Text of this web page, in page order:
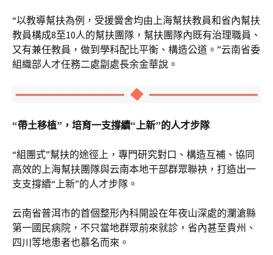
“以教導幫扶為例，受援黌舍均由上海幫扶教員和省內幫扶
教員構成8至10人的幫扶團隊，幫扶團隊內既有治理職員、
又有兼任教員，做到學科配比平衡、構造公道。”云南省委
組織部人才任務二處副處長余金華說。
“帶土移植”，培育一支撐續“上新”的人才步隊
“組團式”幫扶的途徑上，專門研究對口、構造互補、協同
高效的上海幫扶團隊與云南本地干部群眾聯袂，打造出一
支支撐續“上新”的人才步隊。
云南省普洱市的首個整形內科開設在年夜山深處的瀾滄縣
第一國民病院，不只當地群眾前來就診，省內甚至貴州、
四川等地患者也慕名而來。